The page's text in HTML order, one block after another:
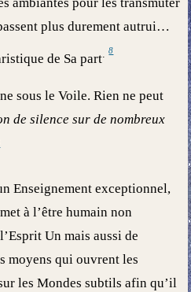
plus durement autrui…
de Sa part. 8
sous le Voile. Rien ne peut
de silence sur de nombreux
Enseignement exceptionnel,
à l’être humain non
Un mais aussi de
moyens qui ouvrent les
les Mondes subtils afin qu’il